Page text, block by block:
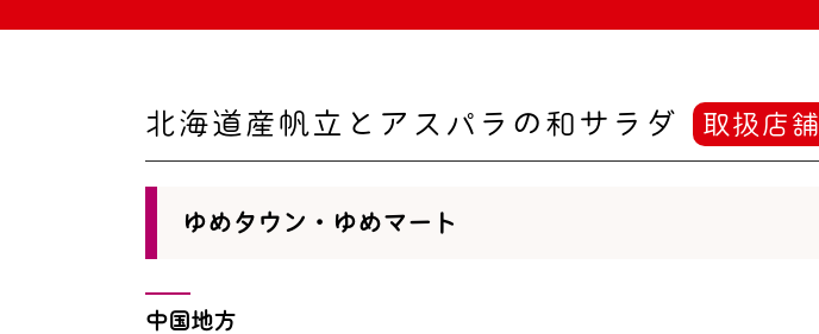
北海道産帆立とアスパラの和サラダ 取扱店舗
ゆめタウン・ゆめマート
中国地方